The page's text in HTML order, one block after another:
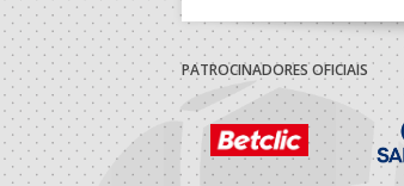
PATROCINADORES OFICIAIS